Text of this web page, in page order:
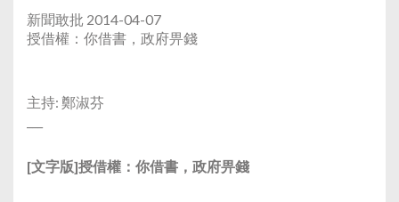
新聞敢批 2014-04-07
授借權：你借書，政府畀錢
主持: 鄭淑芬
[文字版]授借權：你借書，政府畀錢